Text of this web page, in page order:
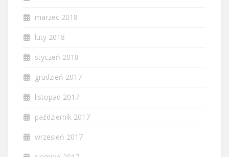
marzec 2018
luty 2018
styczeń 2018
grudzień 2017
listopad 2017
październik 2017
wrzesień 2017